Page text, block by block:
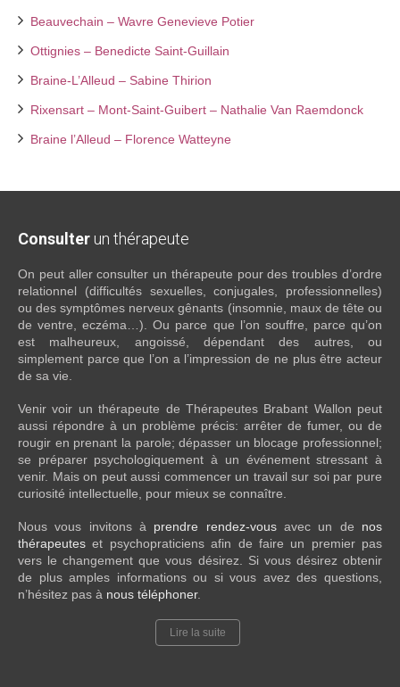
Beauvechain – Wavre Genevieve Potier
Ottignies – Benedicte Saint-Guillain
Braine-L’Alleud – Sabine Thirion
Rixensart – Mont-Saint-Guibert – Nathalie Van Raemdonck
Braine l’Alleud – Florence Watteyne
Consulter un thérapeute
On peut aller consulter un thérapeute pour des troubles d’ordre
relationnel (difficultés sexuelles, conjugales, professionnelles)
ou des symptômes nerveux gênants (insomnie, maux de tête ou
de ventre, eczéma…). Ou parce que l’on souffre, parce qu’on
est malheureux, angoissé, dépendant des autres, ou
simplement parce que l’on a l’impression de ne plus être acteur
de sa vie.
Venir voir un thérapeute de Thérapeutes Brabant Wallon peut
aussi répondre à un problème précis: arrêter de fumer, ou de
rougir en prenant la parole; dépasser un blocage professionnel;
se préparer psychologiquement à un événement stressant à
venir. Mais on peut aussi commencer un travail sur soi par pure
curiosité intellectuelle, pour mieux se connaître.
Nous vous invitons à prendre rendez-vousavec un de nos
thérapeutes et psychopraticiens afin de faire un premier pas
vers le changement que vous désirez. Si vous désirez obtenir
de plus amples informations ou si vous avez des questions,
n’hésitez pas à nous téléphoner.
Lire la suite